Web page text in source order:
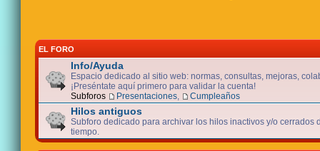
EL FORO
Info/Ayuda
Espacio dedicado al sitio web: normas, consultas, mejoras,
¡Preséntate aquí primero para validar la cuenta!
Subforos
Presentaciones Cumpleaños
Hilos antiguos
Subforo dedicado para archivar los hilos inactivos y/o cerrados
tiempo.